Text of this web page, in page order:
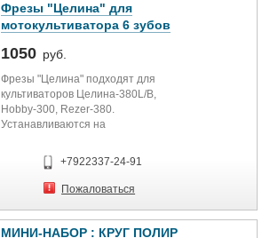
Фрезы "Целина" для
мотокультиватора 6 зубов
1050 руб.
Фрезы "Целина" подходят для
культиваторов Целина-380L/B,
Hobby-300, Rezer-380.
Устанавливаются на
рабочей зоны агрегата, тем самым
позволяют сэкономить время на
обработку грунта. Наиболее
большие участки. Предназначены
+7922337-24-91
Пожаловаться
МИНИ-НАБОР : КРУГ ПОЛИР